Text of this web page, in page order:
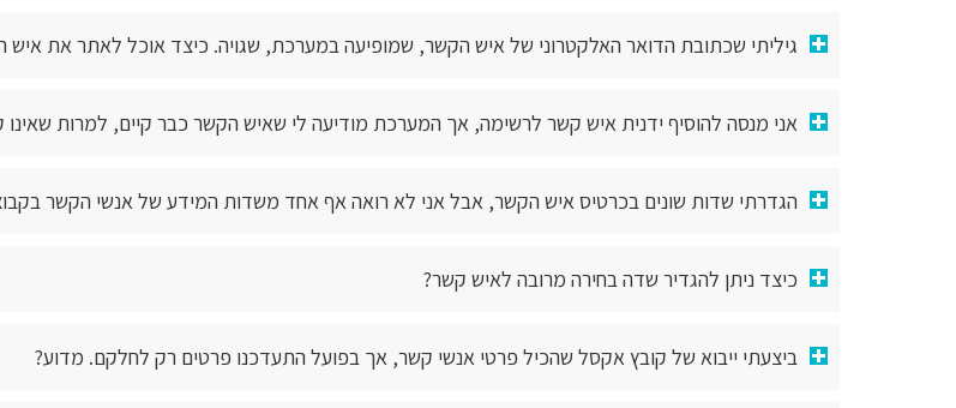
גיליתי שכתובת הדואר האלקטרוני של איש הקשר, שמופיעה במערכת, שגויה. כיצד אוכל לאתר את איש
אני מנסה להוסיף ידנית איש קשר לרשימה, אך המערכת מודיעה לי שאיש הקשר כבר קיים, למרות שאינו
הגדרתי שדות שונים בכרטיס איש הקשר, אבל אני לא רואה אף אחד משדות המידע של אנשי הקשר
כיצד ניתן להגדיר שדה בחירה מרובה לאיש קשר?
ביצעתי ייבוא של קובץ אקסל שהכיל פרטי אנשי קשר, אך בפועל התעדכנו פרטים רק לחלקם. מדוע?